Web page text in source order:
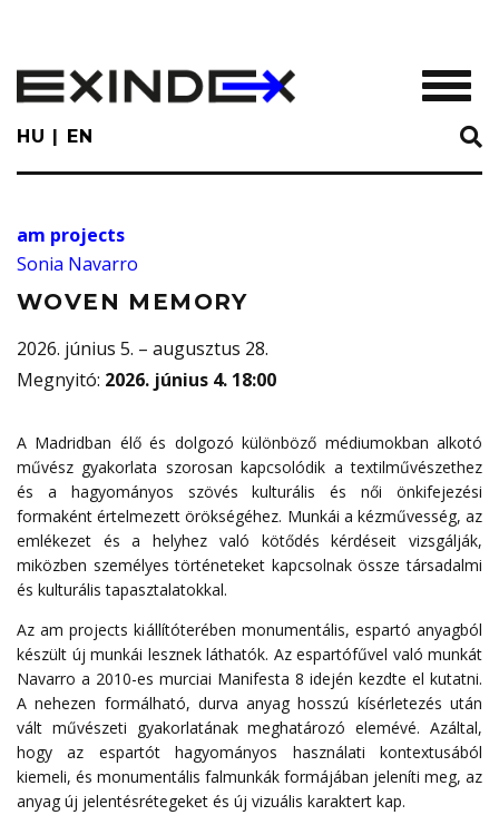
main
content
HU EN
am projects
Sonia Navarro
WOVEN MEMORY
2026. június 5. – augusztus 28.
Megnyitó: 2026. június 4. 18:00
A Madridban élő és dolgozó különböző médiumokban alkotó
művész gyakorlata szorosan kapcsolódik a textilművészethez
és a hagyományos szövés kulturális és női önkifejezési
formaként értelmezett örökségéhez. Munkái a kézművesség, az
emlékezet és a helyhez való kötődés kérdéseit vizsgálják,
miközben személyes történeteket kapcsolnak össze társadalmi
és kulturális tapasztalatokkal.
Az am projects kiállítóterében monumentális, espartó anyagból
készült új munkái lesznek láthatók. Az espartófűvel való munkát
Navarro a 2010-es murciai Manifesta 8 idején kezdte el kutatni.
A nehezen formálható, durva anyag hosszú kísérletezés után
vált művészeti gyakorlatának meghatározó elemévé. Azáltal,
hogy az espartót hagyományos használati kontextusából
kiemeli, és monumentális falmunkák formájában jeleníti meg, az
anyag új jelentésrétegeket és új vizuális karaktert kap.